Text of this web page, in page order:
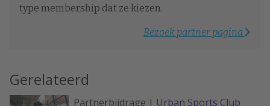
type membership dat ze kiezen.
Bezoek partner pagina
Gerelateerd
Partnerbijdrage | Urban Sports Club